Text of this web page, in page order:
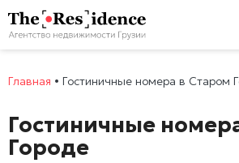
Главная • Гостиничные номера в Старом
Гостиничные
Городе